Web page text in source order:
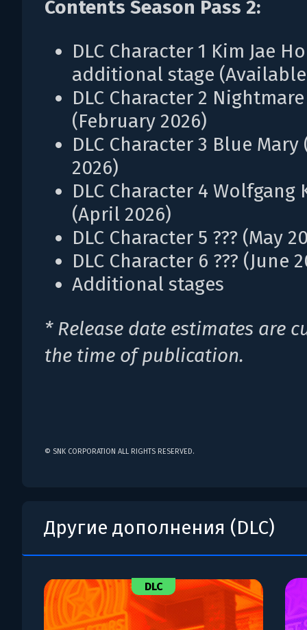
Contents Season Pass 2:
DLC Character 1 Kim Jae
additional stage
DLC Character 2
(February 2026)
DLC Character 3 Blue Mary
2026)
DLC Character 4 Wolfgang
(April 2026)
DLC Character 5 ??? (May
DLC Character 6 ??? (June
Additional stages
* Release date estimates are
the time of publication.
© SNK CORPORATION ALL RIGHTS RESERVED.
Другие дополнения (DLC)
DLC